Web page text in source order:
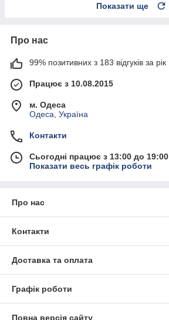
Показати ще
Про нас
99% позитивних з 183 відгуків за рік
Працює з 10.08.2015
м. Одеса
Одеса, Україна
Контакти
Сьогодні працює з 13:00 до 19:00
Показати весь графік роботи
Про нас
Контакти
Доставка та оплата
Графік роботи
Повна версія сайту